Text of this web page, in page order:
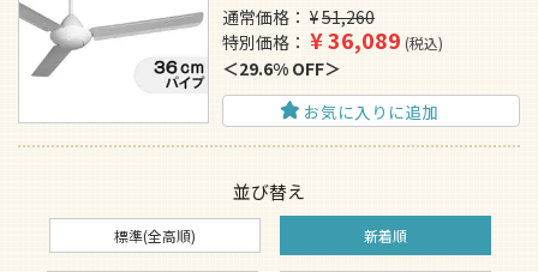
通常価格
¥51,260
特別価格
¥36,089 税込
29.6% OFF
お気に入りに追加
並び替え
標準(全高順) 新着順